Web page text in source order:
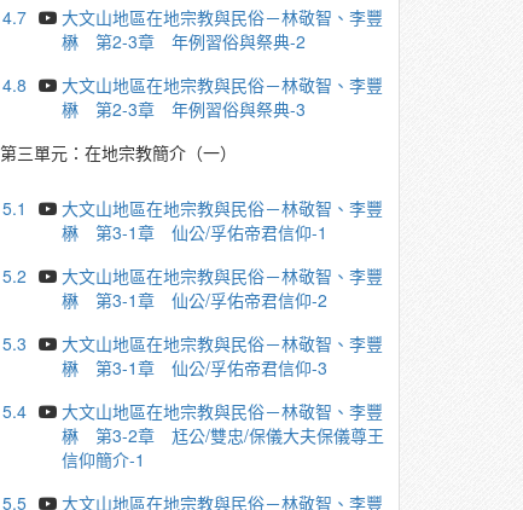
4.7
大文山地區在地宗教與民俗－林敬智、李豐
楙 第2-3章 年例習俗與祭典-2
4.8
大文山地區在地宗教與民俗－林敬智、李豐
楙 第2-3章 年例習俗與祭典-3
第三單元：在地宗教簡介（一）
5.1
大文山地區在地宗教與民俗－林敬智、李豐
楙 第3-1章 仙公/孚佑帝君信仰-1
5.2
大文山地區在地宗教與民俗－林敬智、李豐
楙 第3-1章 仙公/孚佑帝君信仰-2
5.3
大文山地區在地宗教與民俗－林敬智、李豐
楙 第3-1章 仙公/孚佑帝君信仰-3
5.4
大文山地區在地宗教與民俗－林敬智、李豐
楙 第3-2章 尪公/雙忠/保儀大夫保儀尊王
信仰簡介-1
5.5
大文山地區在地宗教與民俗－林敬智、李豐